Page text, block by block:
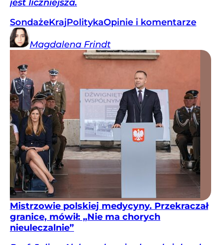
jest liczniejsza.
SondażeKrajPolitykaOpinie i komentarze
Magdalena Frindt
Mistrzowie polskiej medycyny. Przekraczał
granice, mówił: „Nie ma chorych
nieuleczalnie”